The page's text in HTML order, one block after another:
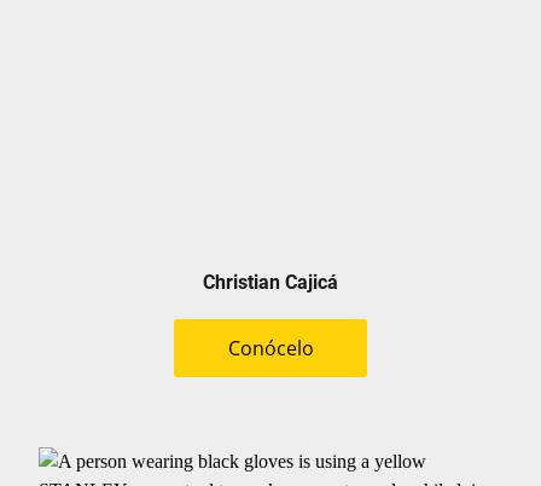
Christian Cajicá
Conócelo